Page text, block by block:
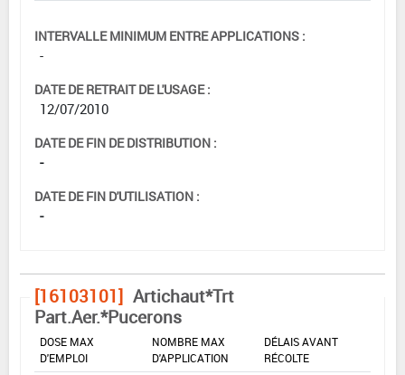
INTERVALLE MINIMUM ENTRE APPLICATIONS :
-
DATE DE RETRAIT DE L'USAGE :
12/07/2010
DATE DE FIN DE DISTRIBUTION :
-
DATE DE FIN D'UTILISATION :
-
[16103101] Artichaut*Trt
Part.Aer.*Pucerons
DOSE MAX
D'EMPLOI
NOMBRE MAX
D'APPLICATION
DÉLAIS AVANT
RÉCOLTE